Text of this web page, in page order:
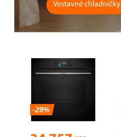
Vestavné chladničky